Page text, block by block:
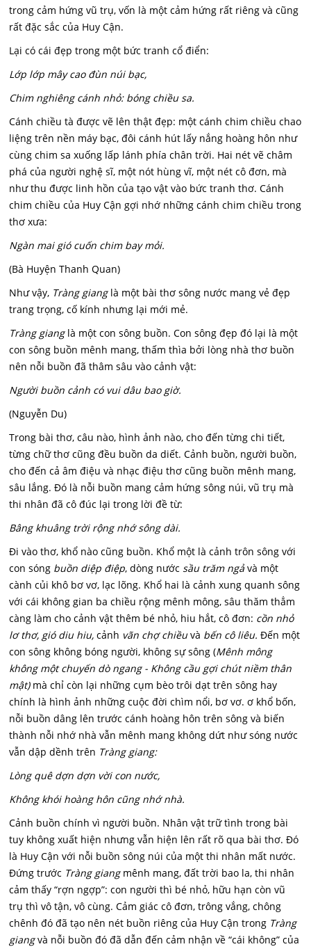
trong cảm hứng vũ trụ, vốn là một cảm hứng rất riêng và cũng
rất đặc sắc của Huy Cận.
Lại có cái đẹp trong một bức tranh cổ điển:
Lớp lớp mây cao đùn núi bạc,
Chim nghiêng cánh nhỏ: bóng chiều sa.
Cánh chiều tà được vẽ lên thật đẹp: một cánh chim chiều chao
liệng trên nền máy bạc, đôi cánh hút lấy nắng hoàng hôn như
cùng chim sa xuống lấp lánh phía chân trời. Hai nét vẽ châm
phá của người nghệ sĩ, một nót hùng vĩ, một nét cô đơn, mà
như thu được linh hồn của tạo vật vào bức tranh thơ. Cánh
chim chiều của Huy Cận gợi nhớ những cánh chim chiều trong
thơ xưa:
Ngàn mai gió cuốn chim bay mỏi.
(Bà Huyện Thanh Quan)
Như vậy, Tràng gianglà một bài thơ sông nước mang vẻ đẹp
trang trọng, cố kính nhưng lại mới mẻ.
Tràng gianglà một con sông buồn. Con sông đẹp đó lại là một
con sông buồn mênh mang, thấm thìa bởi lòng nhà thơ buồn
nên nỗi buồn đã thâm sâu vào cảnh vật:
Người buồn cảnh có vui dâu bao giờ.
(Nguyễn Du)
Trong bài thơ, câu nào, hình ảnh nào, cho đến từng chi tiết,
từng chữ thơ cũng đều buồn da diết. Cảnh buồn, người buồn,
cho đến cả âm điệu và nhạc điệu thơ cũng buồn mênh mang,
sâu lắng. Đó là nỗi buồn mang cảm hứng sông núi, vũ trụ mà
thi nhân đã cô đúc lại trong lời đề từ:
Bâng khuâng trời rộng nhớ sông dài.
Đi vào thơ, khổ nào cũng buồn. Khổ một là cảnh trôn sông với
con sóng buồn diệp điệp, dòng nước sầu trăm ngả và một
cành củi khô bơ vơ, lạc lõng. Khổ hai là cảnh xung quanh sông
với cái không gian ba chiều rộng mênh mông, sâu thăm thẳm
càng làm cho cảnh vật thêm bé nhỏ, hiu hắt, cô đơn: cồn nhỏ
lơ thơ, gió diu hiu, cảnh vãn chợ chiềuvà bến cô liêu. Đến một
con sông không bóng người, không sự sông (Mênh mông
không một chuyến dò ngang - Không cầu gợi chút niềm thân
mật)mà chỉ còn lại những cụm bèo trôi dạt trên sông hay
chính là hình ảnh những cuộc đời chìm nổi, bơ vơ. ơ khổ bốn,
nỗi buồn dâng lên trước cánh hoàng hôn trên sông và biến
thành nỗi nhớ nhà vẫn mênh mang không dứt như sóng nước
vẫn dập dềnh trên Tràng giang:
Lòng quê dợn dợn vời con nước,
Không khói hoàng hôn cũng nhớ nhà.
Cảnh buồn chính vì người buồn. Nhân vật trữ tình trong bài
tuy không xuất hiện nhưng vẫn hiện lên rất rõ qua bài thơ. Đó
là Huy Cận với nỗi buồn sông núi của một thi nhân mất nước.
Đứng trước Tràng giangmênh mang, đất trời bao la, thi nhân
cảm thấy “rợn ngợp”: con người thì bé nhỏ, hữu hạn còn vũ
trụ thì vô tận, vô cùng. Cảm giác cô đơn, trông vắng, chông
chênh đó đã tạo nên nét buồn riêng của Huy Cận trong Tràng
giangvà nỗi buồn đó đã dẫn đến cảm nhận về “cái không” của